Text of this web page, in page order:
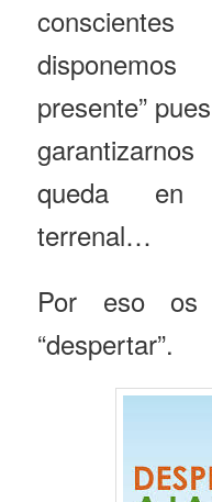
presente”
queda en
terrenal…
Por eso
“despertar”.